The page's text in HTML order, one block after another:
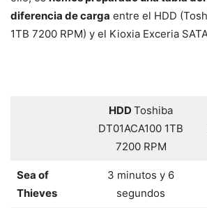
diferencia de carga entre el HDD
1TB 7200 RPM) y el Kioxia Exceria
HDD Toshiba
DT01ACA100 1TB
7200 RPM
Sea of
Thieves
3 minutos y 6
segundos